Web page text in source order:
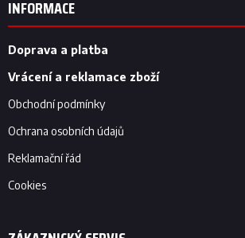
INFORMACE
Doprava a platba
Vrácení a reklamace zboží
Obchodní podmínky
Ochrana osobních údajů
Reklamační řád
Cookies